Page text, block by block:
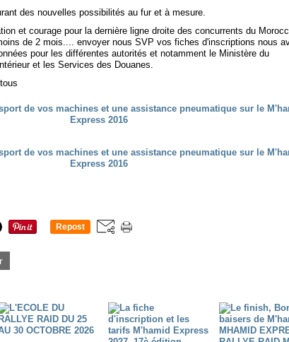
des nouvelles possibilités au fur et à mesure.
et courage pour la dernière ligne droite des concurrents du
de 2 mois.... envoyer nous SVP vos fiches d'inscriptions nous
pour les différentes autorités et notamment le Ministère du
et les Services des Douanes.
Repost